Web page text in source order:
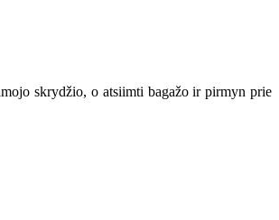
skrydžio, o atsiimti bagažo ir pirmyn prie